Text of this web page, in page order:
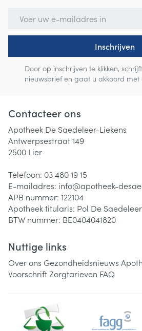
Inschrijven
Door op inschrijven te klikken,
nieuwsbrief en gaat u akkoord met
Contacteer ons
Apotheek De Saedeleer-Liekens
Antwerpsestraat 149
2500 Lier
Telefoon: 03 480 19 15
E-mailadres: info@apotheek-
APB nummer: 122104
Apotheek titularis: Pol De Saedeleer
BTW nummer: BE0404041820
Nuttige links
Over ons Gezondheidsnieuws
VoorschriftZorgtarieven FAQ